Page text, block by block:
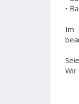
•
Im
Wir